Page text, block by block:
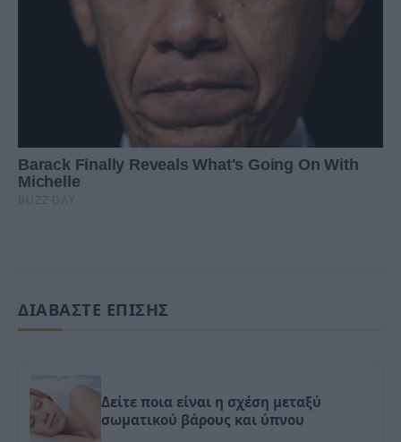
ΔΙΑΒΑΣΤΕ ΕΠΙΣΗΣ
Δείτε ποια είναι η σχέση μεταξύ
σωματικού βάρους και ύπνου